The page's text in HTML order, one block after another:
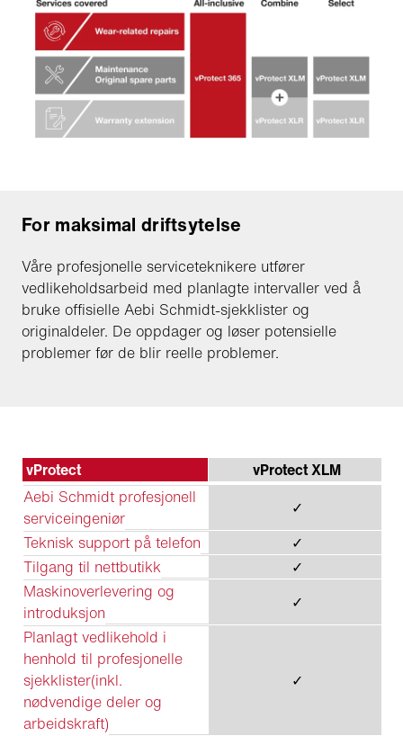
For maksimal driftsytelse
Våre profesjonelle serviceteknikere utfører
vedlikeholdsarbeid med planlagte intervaller ved å
bruke offisielle Aebi Schmidt-sjekklister og
originaldeler. De oppdager og løser potensielle
problemer før de blir reelle problemer.
vProtect
vProtect XLM
Aebi Schmidt profesjonell
serviceingeniør
✓
Teknisk support på telefon
✓
Tilgang til nettbutikk
✓
Maskinoverlevering og
introduksjon
✓
Planlagt vedlikehold i
henhold til profesjonelle
sjekklister(inkl.
nødvendige deler og
arbeidskraft)
✓